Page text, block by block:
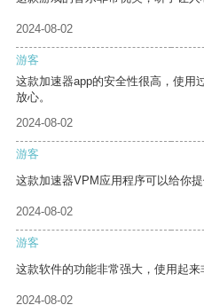
2024-08-02
游客
这款加速器app的安全性很高，使用
放心。
2024-08-02
游客
这款加速器VPM应用程序可以给你
2024-08-02
游客
这款软件的功能非常强大，使用起来
2024-08-02